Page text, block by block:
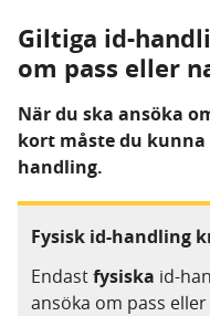
Giltiga id-
om pass eller
När du ska ansöka
kort måste du
handling.
Fysisk id-handling
Endastfysiska id-
ansöka om pass